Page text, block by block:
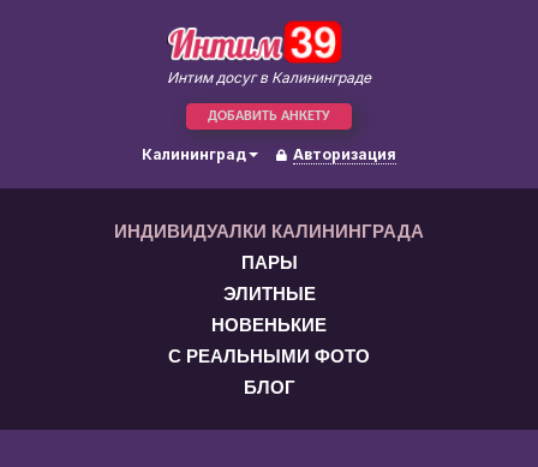
Интим досуг в Калининграде
ДОБАВИТЬ АНКЕТУ
Калининград Авторизация
ИНДИВИДУАЛКИ КАЛИНИНГРАДА
ПАРЫ
ЭЛИТНЫЕ
НОВЕНЬКИЕ
С РЕАЛЬНЫМИ ФОТО
БЛОГ